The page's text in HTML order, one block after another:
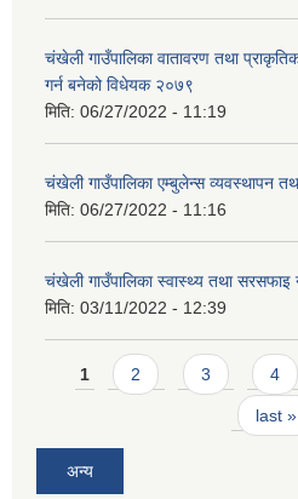
चंखेली गाउँपालिका वातावरण तथा
गर्न बनेको विधेयक २०७९
मिति: 06/27/2022 - 11:19
चंखेली गाउँपालिका एम्बुलेन्स व्यवस्थापन
मिति: 06/27/2022 - 11:16
चंखेली गाउँपालिका स्वास्थ्य तथा सरसफाइ
मिति: 03/11/2022 - 12:39
Pages
1 2 3 4
last »
अन्य